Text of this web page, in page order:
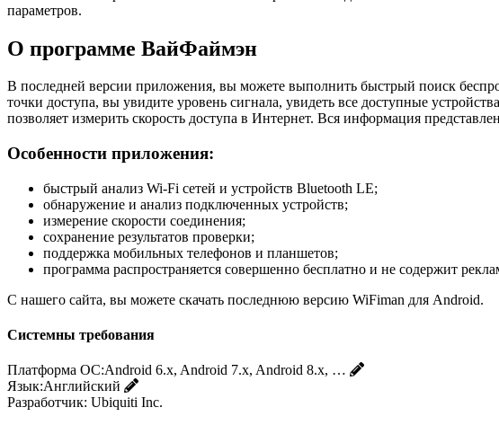
параметров.
О программе ВайФаймэн
В последней версии приложения, вы можете выполнить быстрый поиск
точки доступа, вы увидите уровень сигнала, увидеть все доступные
позволяет измерить скорость доступа в Интернет. Вся информация
Особенности приложения:
быстрый анализ Wi-Fi сетей и устройств Bluetooth LE;
обнаружение и анализ подключенных устройств;
измерение скорости соединения;
сохранение результатов проверки;
поддержка мобильных телефонов и планшетов;
программа распространяется совершенно бесплатно и не содержит
С нашего сайта, вы можете скачать последнюю версию WiFiman для Android.
Системны требования
Платформа ОС:Android 6.x, Android 7.x, Android 8.x, …
Язык:Английский
Разработчик: Ubiquiti Inc.